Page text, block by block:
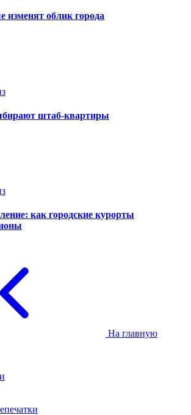
изменят облик города
штаб-квартиры
как городские курорты
На главную